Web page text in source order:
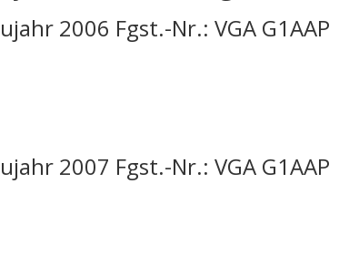
2006 Fgst.-Nr.: VGA G1AAP
2007 Fgst.-Nr.: VGA G1AAP